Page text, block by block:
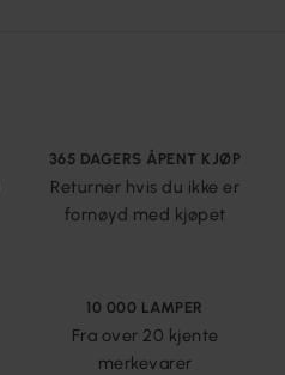
365 DAGERS ÅPENT KJØP
Returner hvis du ikke er
fornøyd med kjøpet
10 000 LAMPER
Fra over 20 kjente
merkevarer